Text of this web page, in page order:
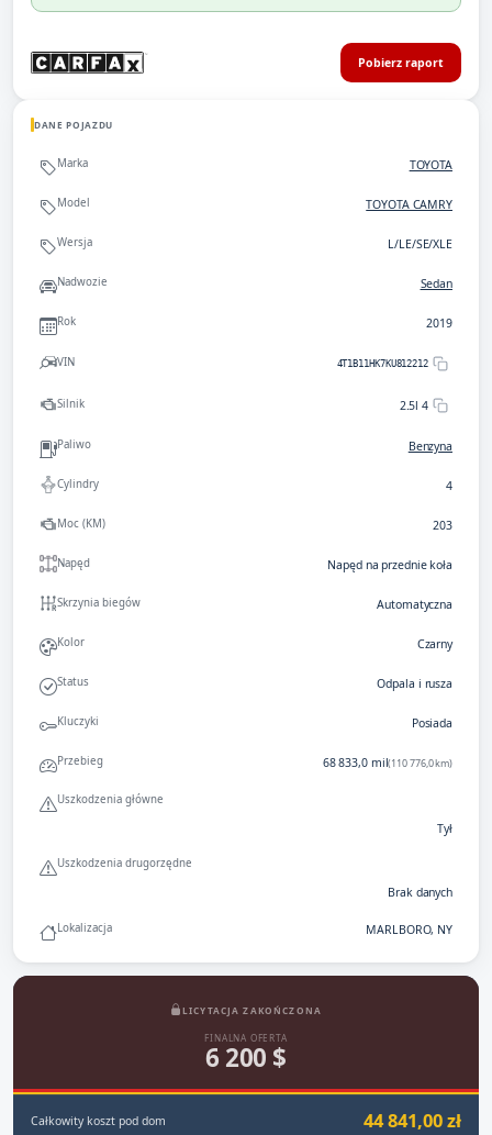
Pobierz raport
DANE POJAZDU
Marka TOYOTA
Model TOYOTA CAMRY
Wersja L/LE/SE/XLE
Nadwozie Sedan
Rok 2019
VIN 4T1B11HK7KU812212
Silnik 2.5l 4
Paliwo Benzyna
Cylindry 4
Moc (KM) 203
Napęd Napęd na przednie koła
Skrzynia biegów Automatyczna
Kolor Czarny
Status Odpala i rusza
Kluczyki Posiada
Przebieg 68 833,0 mil(110 776,0 km)
Uszkodzenia główne
Tył
Uszkodzenia drugorzędne
Brak danych
Lokalizacja MARLBORO, NY
LICYTACJA ZAKOŃCZONA
FINALNA OFERTA
6 200 $
Całkowity koszt pod dom 44 841,00 zł